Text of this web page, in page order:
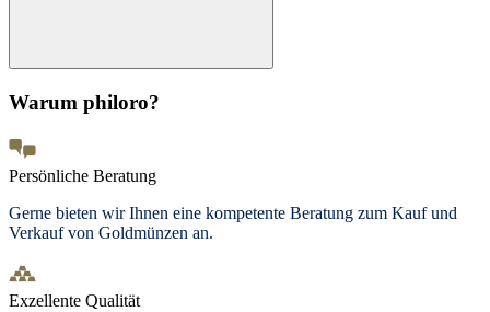
Warum philoro?
Persönliche Beratung
Gerne bieten wir Ihnen eine kompetente Beratung zum Kauf und
Verkauf von Goldmünzen an.
Exzellente Qualität